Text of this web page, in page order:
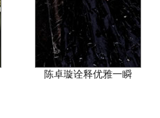
陈卓璇诠释优雅一瞬